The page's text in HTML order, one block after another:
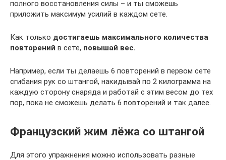
полного восстановления силы – и ты сможешь
приложить максимум усилий в каждом сете.
Как только достигаешь максимального количества
повторений в сете, повышай вес.
Например, если ты делаешь 6 повторений в первом сете
сгибания рук со штангой, накидывай по 2 килограмма на
каждую сторону снаряда и работай с этим весом до тех
пор, пока не сможешь делать 6 повторений и так далее.
Французский жим лёжа со штангой
Для этого упражнения можно использовать разные